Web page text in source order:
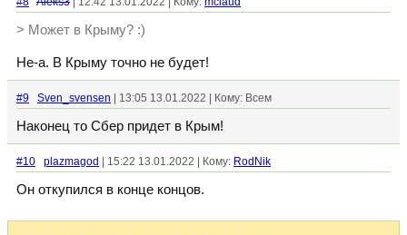
> Может в Крыму? :)
Не-а. В Крыму точно не будет!
#9 Sven_svensen | 13:05 13.01.2022 | Кому: Всем
Наконец то Сбер придет в Крым!
#10 plazmagod | 15:22 13.01.2022 | Кому: RodNik
Он откупился в конце концов.